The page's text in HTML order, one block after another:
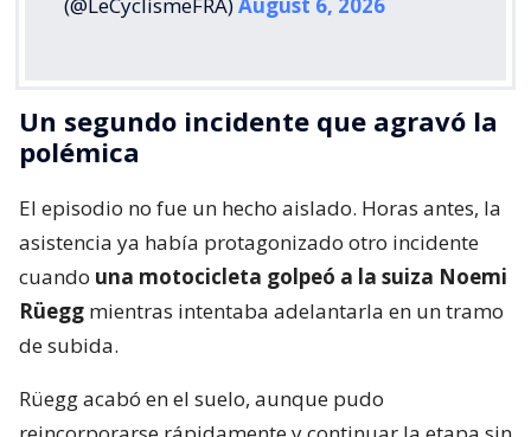
Un segundo incidente que agravó la
polémica
El episodio no fue un hecho aislado. Horas antes, la
asistencia ya había protagonizado otro incidente
cuando una motocicleta golpeó a la suiza Noemi
Rüegg mientras intentaba adelantarla en un tramo
de subida.
Rüegg acabó en el suelo, aunque pudo